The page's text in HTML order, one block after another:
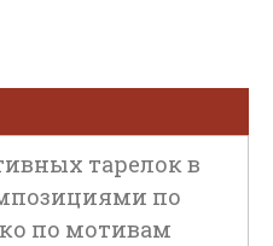
тарелок в
по
по мотивам